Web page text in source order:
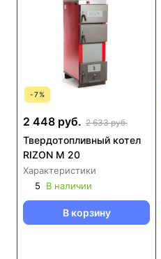
-7%
2 448 руб. 2 633 руб.
Твердотопливный котел
RIZON М 20
Характеристики
5
В наличии
В корзину